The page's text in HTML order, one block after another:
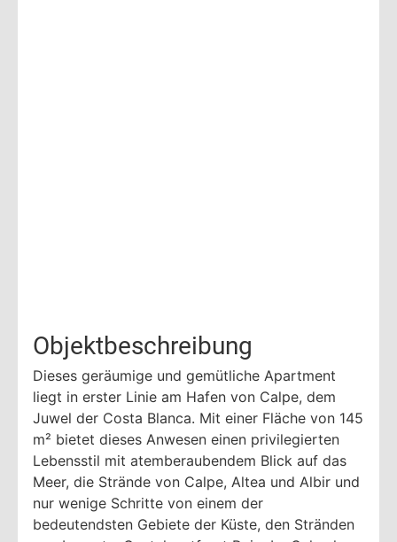
Objektbeschreibung
Dieses geräumige und gemütliche Apartment
liegt in erster Linie am Hafen von Calpe, dem
Juwel der Costa Blanca. Mit einer Fläche von 145
m² bietet dieses Anwesen einen privilegierten
Lebensstil mit atemberaubendem Blick auf das
Meer, die Strände von Calpe, Altea und Albir und
nur wenige Schritte von einem der
bedeutendsten Gebiete der Küste, den Stränden